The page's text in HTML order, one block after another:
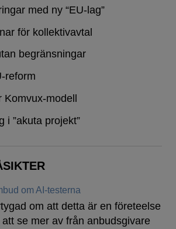
med ny “EU-lag”
för kollektivavtal
begränsningar
reform
Komvux-modell
i ”akuta projekt”
om AI-testerna
om att detta är en företeelse
se mer av från anbudsgivare